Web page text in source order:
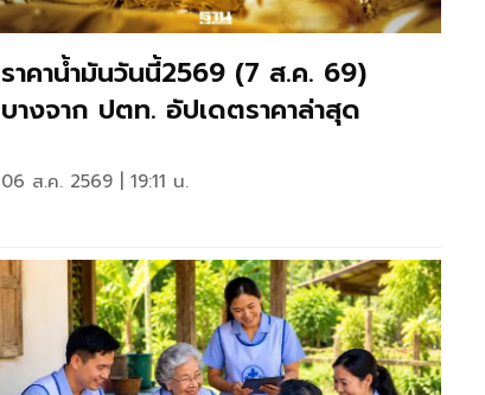
ราคาน้ำมันวันนี้2569 (7 ส.ค. 69)
บางจาก ปตท. อัปเดตราคาล่าสุด
06 ส.ค. 2569 | 19:11 น.